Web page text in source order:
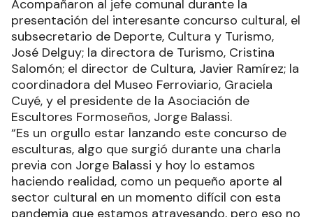
Acompañaron al jefe comunal durante la
presentación del interesante concurso cultural, el
subsecretario de Deporte, Cultura y Turismo,
José Delguy; la directora de Turismo, Cristina
Salomón; el director de Cultura, Javier Ramírez; la
coordinadora del Museo Ferroviario, Graciela
Cuyé, y el presidente de la Asociación de
Escultores Formoseños, Jorge Balassi.
“Es un orgullo estar lanzando este concurso de
esculturas, algo que surgió durante una charla
previa con Jorge Balassi y hoy lo estamos
haciendo realidad, como un pequeño aporte al
sector cultural en un momento difícil con esta
pandemia que estamos atravesando, pero eso no